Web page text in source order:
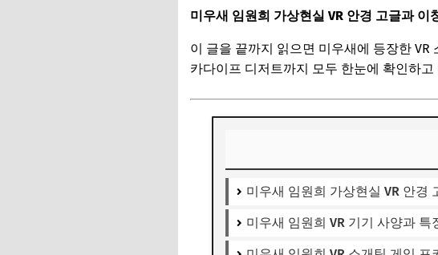
미우새 임원희 가상현실 VR 안경 고글과 이
이 글을 끝까지 읽으면 미우새에 등장한
카다이프 디저트까지 모두 한눈에 확인하
미우새 임원희 가상현실 VR 안경
미우새 임원희 VR 기기 사양과 특